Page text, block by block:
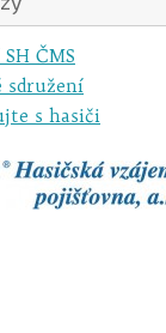
ČMS
sdružení
s hasiči